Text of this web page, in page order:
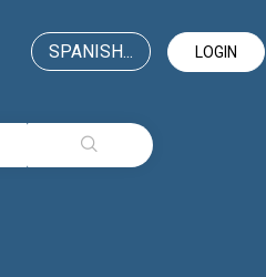
LOGIN
SPANISH...